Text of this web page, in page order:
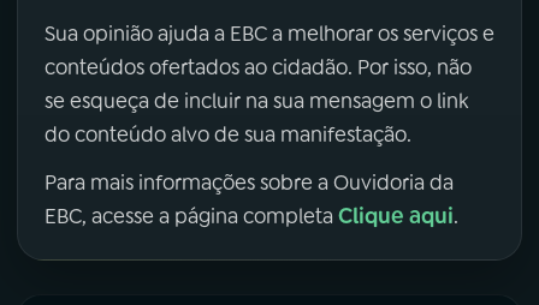
Sua opinião ajuda a EBC a melhorar os serviços e
conteúdos ofertados ao cidadão. Por isso, não
se esqueça de incluir na sua mensagem o link
do conteúdo alvo de sua manifestação.
Para mais informações sobre a Ouvidoria da
EBC, acesse a página completa Clique aqui.